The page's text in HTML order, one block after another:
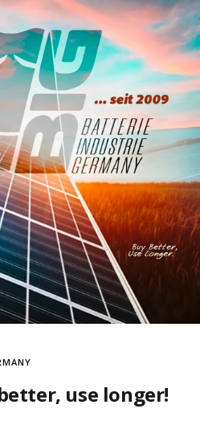
use longer!